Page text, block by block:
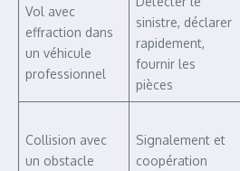
Vol avec
effraction dans
un véhicule
professionnel
sinistre, déclarer
rapidement,
fournir les
pièces
Collision avec
un obstacle
Signalement et
coopération